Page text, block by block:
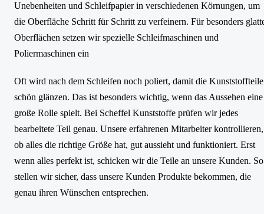
Unebenheiten und Schleifpapier in verschiedenen Körnungen, um
die Oberfläche Schritt für Schritt zu verfeinern. Für besonders
Oberflächen setzen wir spezielle Schleifmaschinen und
Poliermaschinen ein
Oft wird nach dem Schleifen noch poliert, damit die Kunststoffteile
schön glänzen. Das ist besonders wichtig, wenn das Aussehen eine
große Rolle spielt. Bei Scheffel Kunststoffe prüfen wir jedes
bearbeitete Teil genau. Unsere erfahrenen Mitarbeiter kontrollieren,
ob alles die richtige Größe hat, gut aussieht und funktioniert. Erst
wenn alles perfekt ist, schicken wir die Teile an unsere Kunden. So
stellen wir sicher, dass unsere Kunden Produkte bekommen, die
genau ihren Wünschen entsprechen.